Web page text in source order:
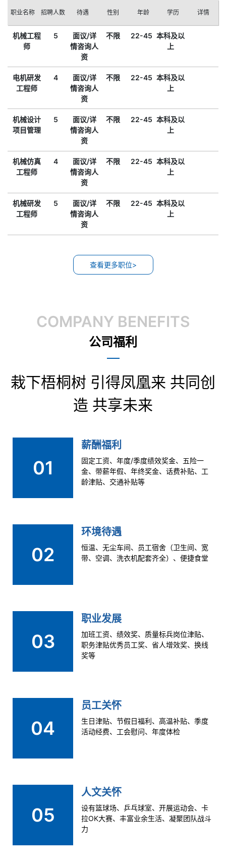
职业名称 招聘人数 待遇 性别 年龄 学历 详情
机械工程
师
5
面议/详
情咨询人
资
不限 22-45 本科及以
上
电机研发
工程师
4
面议/详
情咨询人
资
不限 22-45 本科及以
上
机械设计
项目管理
5
面议/详
情咨询人
资
不限 22-45 本科及以
上
机械仿真
工程师
4
面议/详
情咨询人
资
不限 22-45 本科及以
上
机械研发
工程师
5
面议/详
情咨询人
资
不限 22-45 本科及以
上
查看更多职位>
COMPANY BENEFITS
公司福利
栽下梧桐树 引得凤凰来 共同创
造 共享未来
01
薪酬福利
固定工资、年度/季度绩效奖金、五险一
金、带薪年假、年终奖金、话费补贴、工
龄津贴、交通补贴等
02
环境待遇
恒温、无尘车间、员工宿舍（卫生间、宽
带、空调、洗衣机配套齐全）、便捷食堂
03
职业发展
加班工资、绩效奖、质量标兵岗位津贴、
职务津贴优秀员工奖、省人增效奖、换线
奖等
04
员工关怀
生日津贴、节假日福利、高温补贴、季度
活动经费、工会慰问、年度体检
05
人文关怀
设有篮球场、乒乓球室、开展运动会、卡
拉OK大赛、丰富业余生活、凝聚团队战斗
力